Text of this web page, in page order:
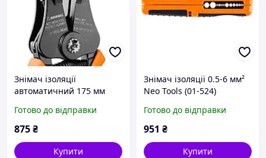
Знімач ізоляції
автоматичний 175 мм
Готово до відправки
875₴
Купити
Знімач ізоляції 0.5-6 мм²
Neo Tools (01-524)
Готово до відправки
951 ₴
Купити